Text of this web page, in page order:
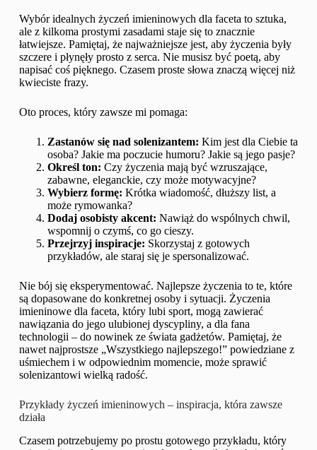
Wybór idealnych życzeń imieninowych dla faceta to sztuka,
ale z kilkoma prostymi zasadami staje się to znacznie
łatwiejsze. Pamiętaj, że najważniejsze jest, aby życzenia były
szczere i płynęły prosto z serca. Nie musisz być poetą, aby
napisać coś pięknego. Czasem proste słowa znaczą więcej niż
kwieciste frazy.
Oto proces, który zawsze mi pomaga:
Zastanów się nad solenizantem: Kim jest dla Ciebie ta
osoba? Jakie ma poczucie humoru? Jakie są jego pasje?
Określ ton: Czy życzenia mają być wzruszające,
zabawne, eleganckie, czy może motywacyjne?
Wybierz formę: Krótka wiadomość, dłuższy list, a
może rymowanka?
Dodaj osobisty akcent: Nawiąż do wspólnych chwil,
wspomnij o czymś, co go cieszy.
Przejrzyj inspiracje: Skorzystaj z gotowych
przykładów, ale staraj się je spersonalizować.
Nie bój się eksperymentować. Najlepsze życzenia to te, które
są dopasowane do konkretnej osoby i sytuacji. Życzenia
imieninowe dla faceta, który lubi sport, mogą zawierać
nawiązania do jego ulubionej dyscypliny, a dla fana
technologii – do nowinek ze świata gadżetów. Pamiętaj, że
nawet najprostsze „Wszystkiego najlepszego!” powiedziane z
uśmiechem i w odpowiednim momencie, może sprawić
solenizantowi wielką radość.
Przykłady życzeń imieninowych – inspiracja, która zawsze
działa
Czasem potrzebujemy po prostu gotowego przykładu, który